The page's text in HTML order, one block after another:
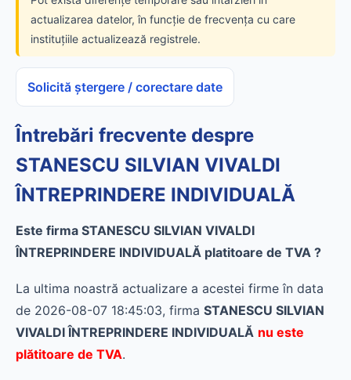
actualizarea datelor, în funcție de frecvența cu care
instituțiile actualizează registrele.
Solicită ștergere / corectare date
Întrebări frecvente despre
STANESCU SILVIAN VIVALDI
ÎNTREPRINDERE INDIVIDUALĂ
Este firma STANESCU SILVIAN VIVALDI
ÎNTREPRINDERE INDIVIDUALĂ platitoare de TVA ?
La ultima noastră actualizare a acestei firme în data
de 2026-08-07 18:45:03, firma STANESCU SILVIAN
VIVALDI ÎNTREPRINDERE INDIVIDUALĂ nu este
plătitoare de TVA.